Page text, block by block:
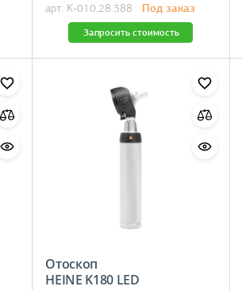
арт. K-010.28.388 Под заказ
Запросить стоимость
Отоскоп
HEINE K180 LED